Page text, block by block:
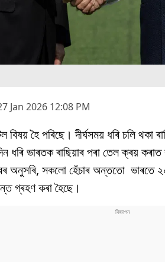
Jan 2026 12:08 PM
হৈ পৰিছে। দীৰ্ঘসময় ধৰি চলি থকা
ধৰি ভাৰতক ৰাছিয়াৰ পৰা তেল ক্ৰয়
অনুসৰি, সকলো হেঁচাৰ অন্ততো
গ্ৰহণ কৰা হৈছে।